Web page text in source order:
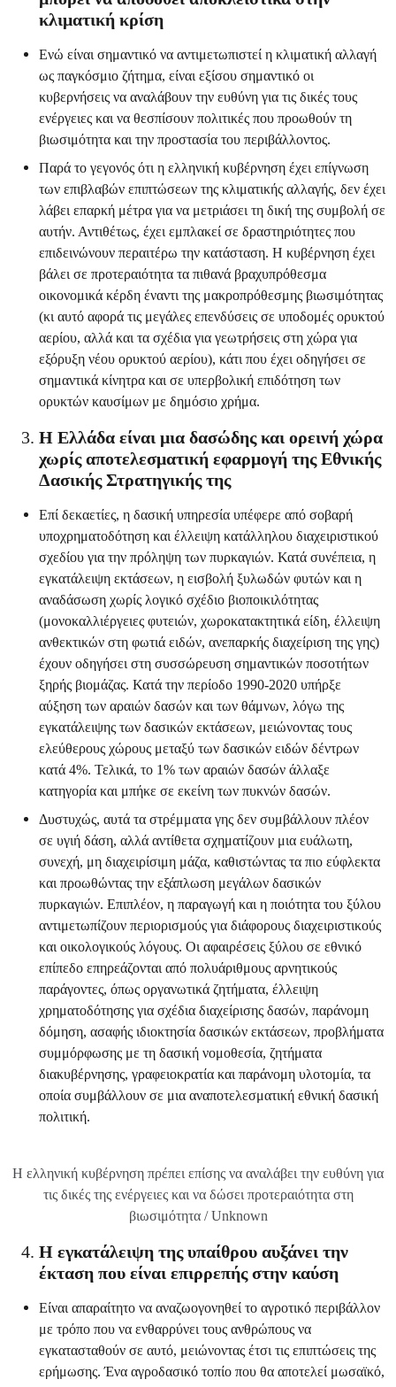
κλιματική κρίση
Ενώ είναι σημαντικό να αντιμετωπιστεί η κλιματική αλλαγή
ως παγκόσμιο ζήτημα, είναι εξίσου σημαντικό οι
κυβερνήσεις να αναλάβουν την ευθύνη για τις δικές τους
ενέργειες και να θεσπίσουν πολιτικές που προωθούν τη
βιωσιμότητα και την προστασία του περιβάλλοντος.
Παρά το γεγονός ότι η ελληνική κυβέρνηση έχει επίγνωση
των επιβλαβών επιπτώσεων της κλιματικής αλλαγής, δεν έχει
λάβει επαρκή μέτρα για να μετριάσει τη δική της συμβολή σε
αυτήν. Αντιθέτως, έχει εμπλακεί σε δραστηριότητες που
επιδεινώνουν περαιτέρω την κατάσταση. Η κυβέρνηση έχει
βάλει σε προτεραιότητα τα πιθανά βραχυπρόθεσμα
οικονομικά κέρδη έναντι της μακροπρόθεσμης βιωσιμότητας
(κι αυτό αφορά τις μεγάλες επενδύσεις σε υποδομές ορυκτού
αερίου, αλλά και τα σχέδια για γεωτρήσεις στη χώρα για
εξόρυξη νέου ορυκτού αερίου), κάτι που έχει οδηγήσει σε
σημαντικά κίνητρα και σε υπερβολική επιδότηση των
ορυκτών καυσίμων με δημόσιο χρήμα.
Η Ελλάδα είναι μια δασώδης και ορεινή χώρα
χωρίς αποτελεσματική εφαρμογή της Εθνικής
Δασικής Στρατηγικής της
Επί δεκαετίες, η δασική υπηρεσία υπέφερε από σοβαρή
υποχρηματοδότηση και έλλειψη κατάλληλου διαχειριστικού
σχεδίου για την πρόληψη των πυρκαγιών. Κατά συνέπεια, η
εγκατάλειψη εκτάσεων, η εισβολή ξυλωδών φυτών και η
αναδάσωση χωρίς λογικό σχέδιο βιοποικιλότητας
(μονοκαλλιέργειες φυτειών, χωροκατακτητικά είδη, έλλειψη
ανθεκτικών στη φωτιά ειδών, ανεπαρκής διαχείριση της γης)
έχουν οδηγήσει στη συσσώρευση σημαντικών ποσοτήτων
ξηρής βιομάζας. Κατά την περίοδο 1990-2020 υπήρξε
αύξηση των αραιών δασών και των θάμνων, λόγω της
εγκατάλειψης των δασικών εκτάσεων, μειώνοντας τους
ελεύθερους χώρους μεταξύ των δασικών ειδών δέντρων
κατά 4%. Τελικά, το 1% των αραιών δασών άλλαξε
κατηγορία και μπήκε σε εκείνη των πυκνών δασών.
Δυστυχώς, αυτά τα στρέμματα γης δεν συμβάλλουν πλέον
σε υγιή δάση, αλλά αντίθετα σχηματίζουν μια ευάλωτη,
συνεχή, μη διαχειρίσιμη μάζα, καθιστώντας τα πιο εύφλεκτα
και προωθώντας την εξάπλωση μεγάλων δασικών
πυρκαγιών. Επιπλέον, η παραγωγή και η ποιότητα του ξύλου
αντιμετωπίζουν περιορισμούς για διάφορους διαχειριστικούς
και οικολογικούς λόγους. Οι αφαιρέσεις ξύλου σε εθνικό
επίπεδο επηρεάζονται από πολυάριθμους αρνητικούς
παράγοντες, όπως οργανωτικά ζητήματα, έλλειψη
χρηματοδότησης για σχέδια διαχείρισης δασών, παράνομη
δόμηση, ασαφής ιδιοκτησία δασικών εκτάσεων, προβλήματα
συμμόρφωσης με τη δασική νομοθεσία, ζητήματα
διακυβέρνησης, γραφειοκρατία και παράνομη υλοτομία, τα
οποία συμβάλλουν σε μια αναποτελεσματική εθνική δασική
πολιτική.
Η ελληνική κυβέρνηση πρέπει επίσης να αναλάβει την ευθύνη για
τις δικές της ενέργειες και να δώσει προτεραιότητα στη
βιωσιμότητα / Unknown
Η εγκατάλειψη της υπαίθρου αυξάνει την
έκταση που είναι επιρρεπής στην καύση
Είναι απαραίτητο να αναζωογονηθεί το αγροτικό περιβάλλον
με τρόπο που να ενθαρρύνει τους ανθρώπους να
εγκατασταθούν σε αυτό, μειώνοντας έτσι τις επιπτώσεις της
ερήμωσης. Ένα αγροδασικό τοπίο που θα αποτελεί μωσαϊκό,